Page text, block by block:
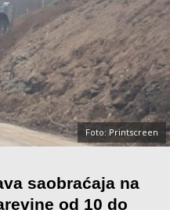
Foto: Printscreen
saobraćaja na
od 10 do